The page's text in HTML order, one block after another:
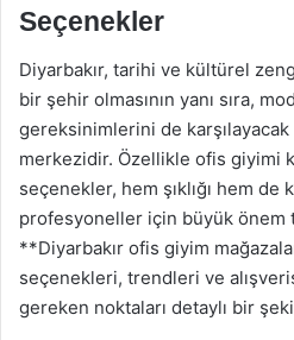
Seçenekler
Diyarbakır, tarihi ve kültürel
bir şehir olmasının yanı sıra,
gereksinimlerini de
merkezidir. Özellikle ofis giyimi
seçenekler, hem şıklığı hem
profesyoneller için büyük önem
**Diyarbakır ofis giyim
seçenekleri, trendleri ve
gereken noktaları detaylı bir